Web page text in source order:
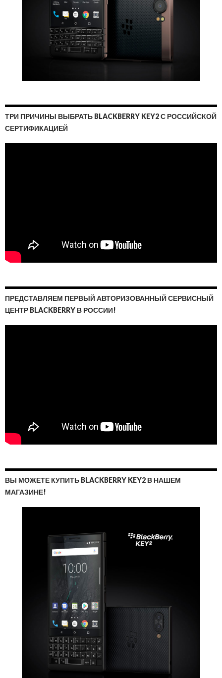
ТРИ ПРИЧИНЫ ВЫБРАТЬ BLACKBERRY KEY2 С РОССИЙСКОЙ
СЕРТИФИКАЦИЕЙ
ПРЕДСТАВЛЯЕМ ПЕРВЫЙ АВТОРИЗОВАННЫЙ СЕРВИСНЫЙ
ЦЕНТР BLACKBERRY В РОССИИ!
ВЫ МОЖЕТЕ КУПИТЬ BLACKBERRY KEY2 В НАШЕМ
МАГАЗИНЕ!